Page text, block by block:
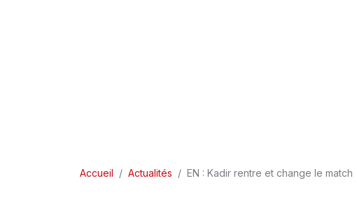
Accueil Actualités EN : Kadir rentre et change le match